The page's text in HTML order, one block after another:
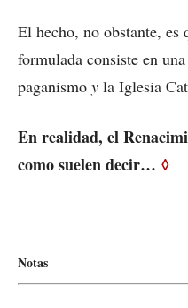
El hecho, no obstante, es
formulada consiste en
paganismo y la Iglesia
En realidad, el
como suelen decir… ◊
Notas